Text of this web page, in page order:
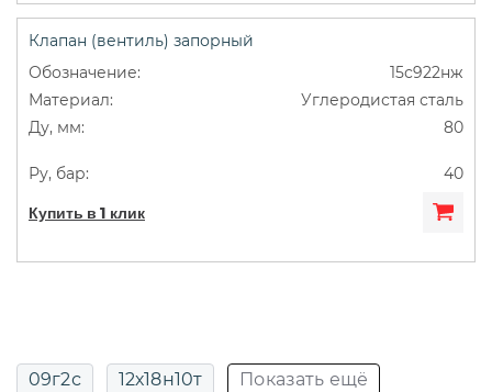
Клапан (вентиль) запорный
15с922нж
Углеродистая сталь
80
40
Купить в 1 клик
09г2с 12х18н10т Показать ещё